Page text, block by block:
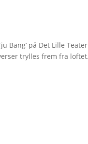
Bang’ på Det Lille
trylles frem fra loftet.